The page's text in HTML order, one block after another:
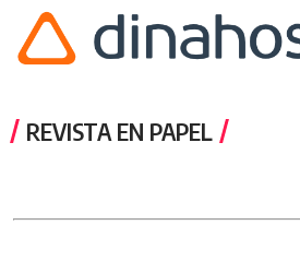
REVISTA EN PAPEL